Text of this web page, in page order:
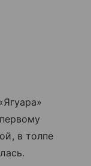
в толпе